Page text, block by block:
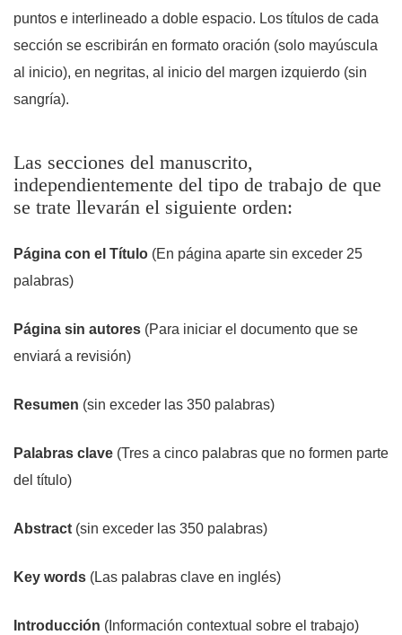
puntos e interlineado a doble espacio. Los títulos de cada
sección se escribirán en formato oración (solo mayúscula
al inicio), en negritas, al inicio del margen izquierdo (sin
sangría).
Las secciones del manuscrito,
independientemente del tipo de trabajo de que
se trate llevarán el siguiente orden:
Página con el Título (En página aparte sin exceder 25
palabras)
Página sin autores (Para iniciar el documento que se
enviará a revisión)
Resumen (sin exceder las 350 palabras)
Palabras clave (Tres a cinco palabras que no formen parte
del título)
Abstract (sin exceder las 350 palabras)
Key words (Las palabras clave en inglés)
Introducción (Información contextual sobre el trabajo)